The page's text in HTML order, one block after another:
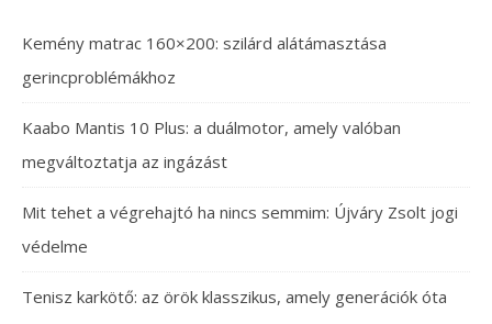
Kemény matrac 160×200: szilárd alátámasztása
gerincproblémákhoz
Kaabo Mantis 10 Plus: a duálmotor, amely valóban
megváltoztatja az ingázást
Mit tehet a végrehajtó ha nincs semmim: Újváry Zsolt jogi
védelme
Tenisz karkötő: az örök klasszikus, amely generációk óta